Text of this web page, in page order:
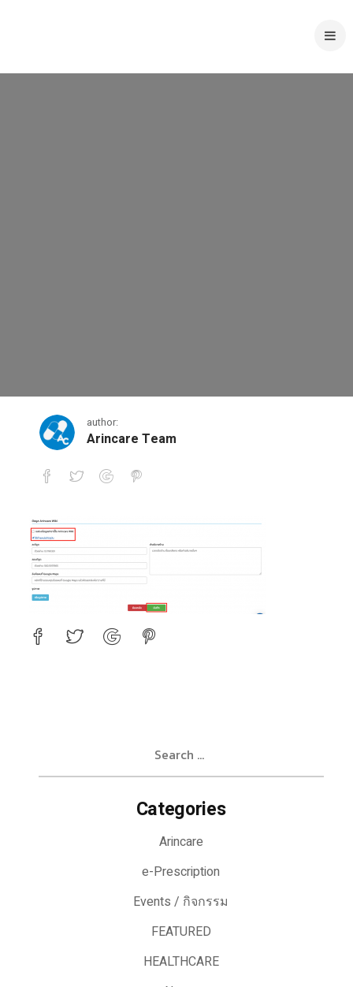
10ข้อมูลสาขา4
author:
Arincare Team
10ข้อมูลสาขา4
Categories
Arincare
e-Prescription
Events / กิจกรรม
FEATURED
HEALTHCARE